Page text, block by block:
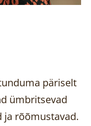
päriselt
ümbritsevad
ja rõõmustavad.